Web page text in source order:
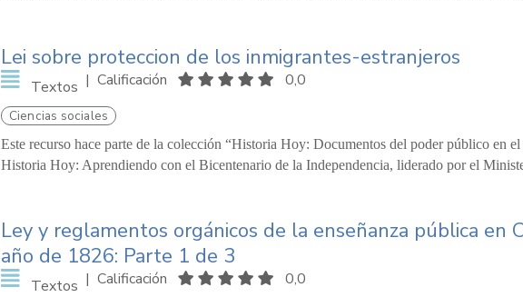
Lei sobre proteccion de los inmigrantes-estranjeros
Textos | Calificación 0,0
Ciencias sociales
Este recurso hace parte de la colección “Historia Hoy: Documentos del poder público en
Historia Hoy: Aprendiendo con el Bicentenario de la Independencia, liderado por el
Ley y reglamentos orgánicos de la enseñanza pública en
año de 1826: Parte 1 de 3
Textos | Calificación 0,0